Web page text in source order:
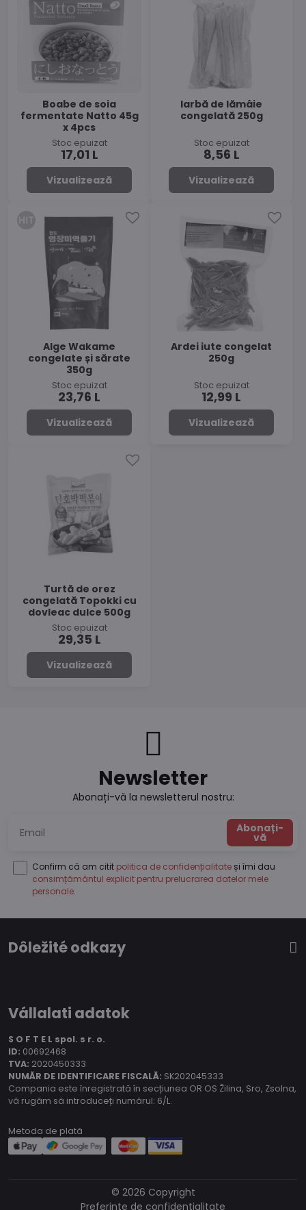
Boabe de soia
fermentate Natto 45g
x 4pcs
Stoc epuizat
17,01 L
Vizualizează
Iarbă de lămâie
congelată 250g
Stoc epuizat
8,56 L
Vizualizează
Alge Wakame
congelate și sărate
350g
Stoc epuizat
23,76 L
Vizualizează
Ardei iute congelat
250g
Stoc epuizat
12,99 L
Vizualizează
Turtă de orez
congelată Topokki cu
dovleac dulce 500g
Stoc epuizat
29,35 L
Vizualizează
Newsletter
Abonați-vă la newsletterul nostru:
Abonați-
vă
Confirm că am citit politica de confidențialitate și îmi dau
consimțământul explicit pentru prelucrarea datelor mele
personale.
Dôležité odkazy
Vállalati adatok
S O F T E L spol. s r. o.
ID: 00692468
TVA: 2020450333
NUMĂR DE IDENTIFICARE FISCALĂ: SK202045333
Compania este înregistrată în secțiunea OR OS Žilina, Sro, Zsolna,
vă rugăm să introduceți numărul: 6/L.
Metoda de plată
© 2026 Copyright
Preferințe de confidențialitate